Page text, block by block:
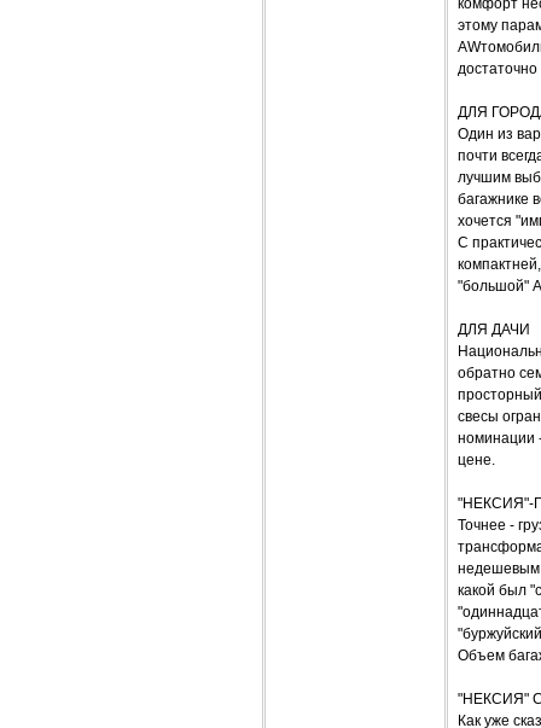
комфорт
этому
ДЛЯ
Один из
почти
лучшим
багажнике
хочется
С
"большой"
ДЛЯ ДАЧИ
обратно
свесы
номинации
цене.
"НЕКСИЯ"-
Точнее -
недешевым
какой был
Объем
"НЕКСИЯ"
Как уже